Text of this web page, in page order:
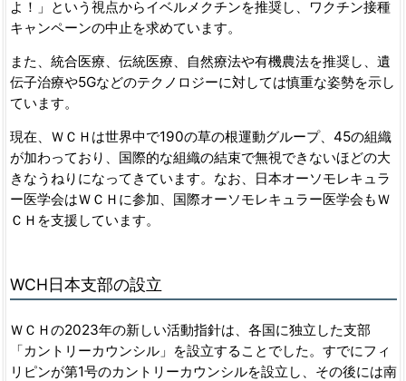
よ！」という視点からイベルメクチンを推奨し、ワクチン接種
キャンペーンの中止を求めています。
また、統合医療、伝統医療、自然療法や有機農法を推奨し、遺
伝子治療や5Gなどのテクノロジーに対しては慎重な姿勢を示し
ています。
現在、ＷＣＨは世界中で190の草の根運動グループ、45の組織
が加わっており、国際的な組織の結束で無視できないほどの大
きなうねりになってきています。なお、日本オーソモレキュラ
ー医学会はＷＣＨに参加、国際オーソモレキュラー医学会もＷ
ＣＨを支援しています。
WCH日本支部の設立
ＷＣＨの2023年の新しい活動指針は、各国に独立した支部
「カントリーカウンシル」を設立することでした。すでにフィ
リピンが第1号のカントリーカウンシルを設立し、その後には南